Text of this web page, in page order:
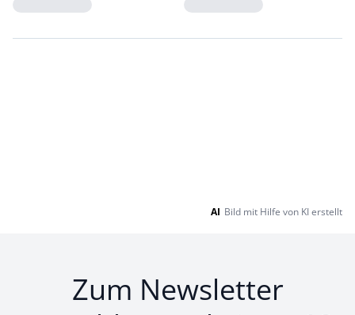
AI Bild mit Hilfe von KI erstellt
Zum Newsletter